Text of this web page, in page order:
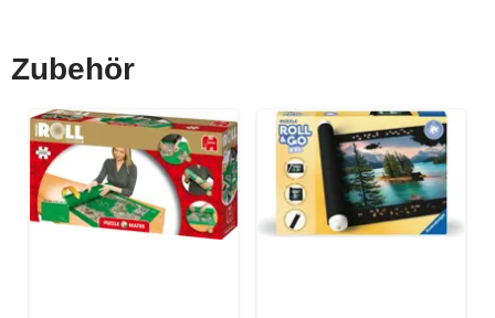
Zubehör